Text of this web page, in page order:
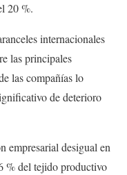
20 %.
internacionales
las principales
las compañías lo
de deterioro
empresarial desigual en
% del tejido productivo